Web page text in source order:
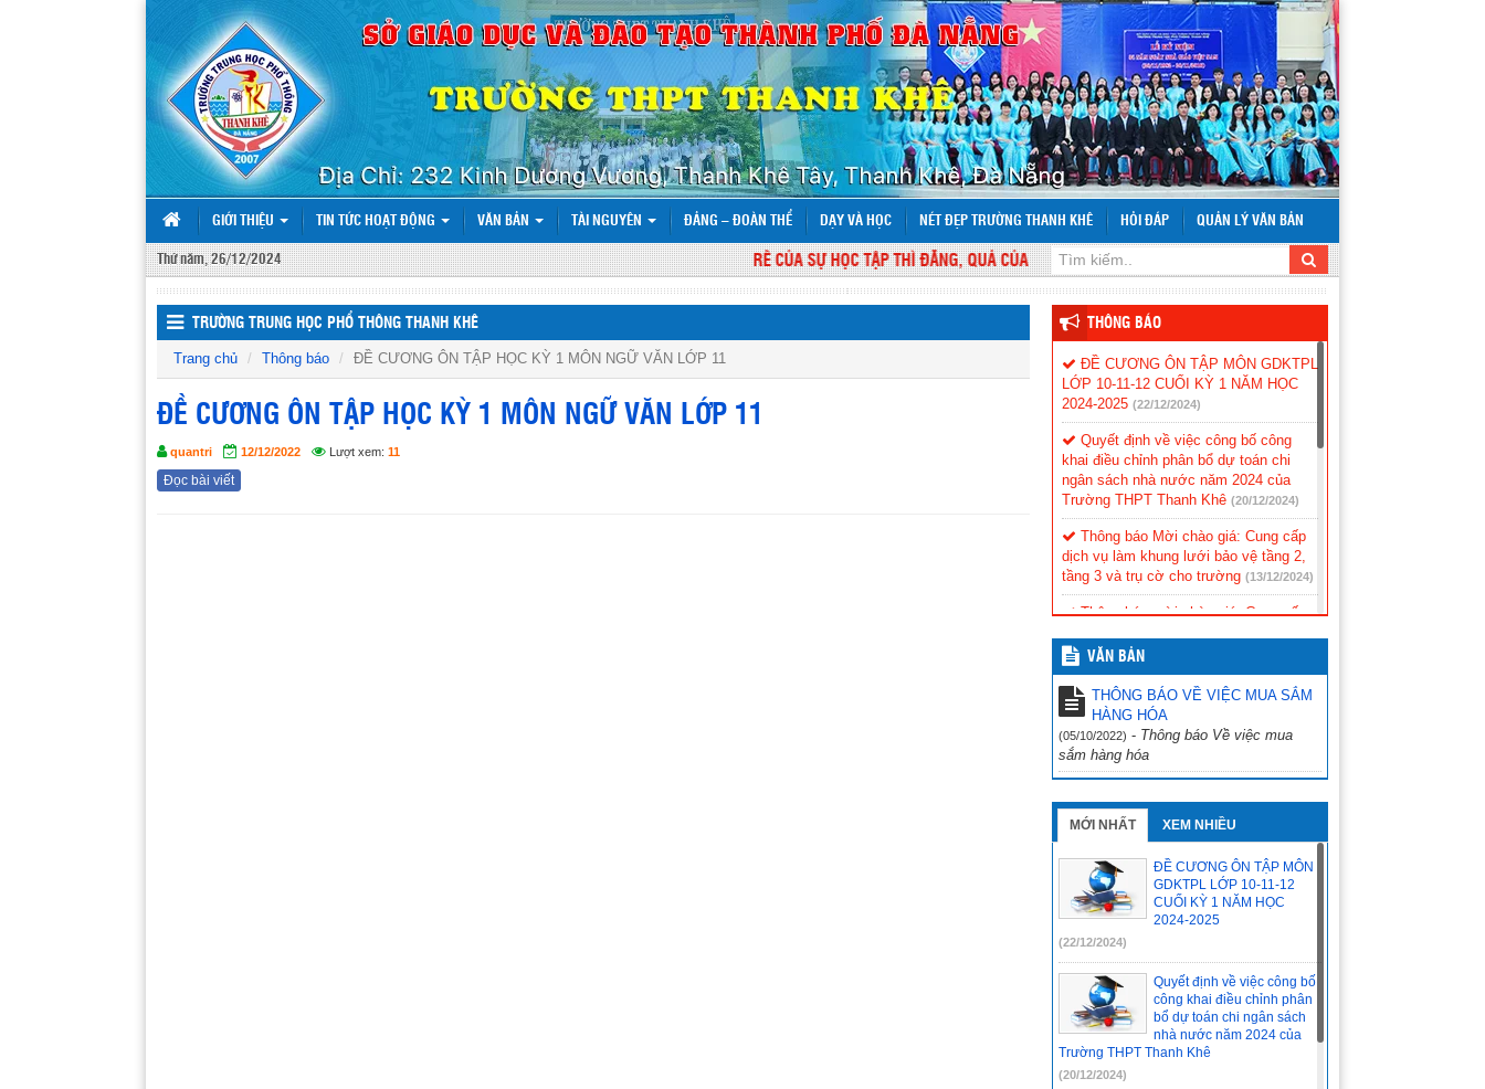
GIỚI THIỆU TIN TỨC HOẠT ĐỘNG VĂN BẢN TÀI NGUYÊN ĐẢNG – ĐOÀN THỂ DẠY VÀ HỌC NÉT ĐẸP TRƯỜNG THANH KHÊ HỎI ĐÁP QUẢN LÝ VĂN BẢN
Thứ năm, 26/12/2024 RỄ CỦA SỰ HỌC TẬP THÌ ĐẮNG, QUẢ CỦA SỰ HỌC TẬP THÌ NGỌT.
TRƯỜNG TRUNG HỌC PHỔ THÔNG THANH KHÊ
Trang chủ Thông báo ĐỀ CƯƠNG ÔN TẬP HỌC KỲ 1 MÔN NGỮ VĂN LỚP 11
ĐỀ CƯƠNG ÔN TẬP HỌC KỲ 1 MÔN NGỮ VĂN LỚP 11
quantri 12/12/2022 Lượt xem: 11
Đọc bài viết
THÔNG BÁO
ĐỀ CƯƠNG ÔN TẬP MÔN GDKTPL
LỚP 10-11-12 CUỐI KỲ 1 NĂM HỌC
2024-2025 (22/12/2024)
Quyết định về việc công bố công
khai điều chỉnh phân bổ dự toán chi
ngân sách nhà nước năm 2024 của
Trường THPT Thanh Khê (20/12/2024)
Thông báo Mời chào giá: Cung cấp
dịch vụ làm khung lưới bảo vệ tầng 2,
tầng 3 và trụ cờ cho trường (13/12/2024)
Thông báo mời chào giá: Cung cấp
cho phòng thí nghiệm của học sinh.
(11/12/2024)
ĐỀ CƯƠNG ÔN TẬP MÔN CÔNG
NGHỆ NÔNG NGHIỆP LỚP 10-11-12
CUỐI KỲ 1 NĂM HỌC 2024-2025
(11/12/2024)
ĐỀ CƯƠNG ÔN TẬP MÔN SINH
HỌC LỚP 10-11-12 CUỐI KỲ 1 NĂM
HỌC 2024-2025 (11/12/2024)
ĐỀ CƯƠNG ÔN TẬP MÔN TIẾNG
ANH LỚP 10-11-12 CUỐI KỲ 1 NĂM
HỌC 2024-2025 (10/12/2024)
HỌC LỚP 12 CUỐI KỲ 1 NĂM HỌC
2024-2025
(10/12/2024)
VĂN BẢN
THÔNG BÁO VỀ VIỆC MUA SẮM
HÀNG HÓA
(05/10/2022) - Thông báo Về việc mua
sắm hàng hóa
MỚI NHẤT XEM NHIỀU
ĐỀ CƯƠNG ÔN TẬP MÔN
GDKTPL LỚP 10-11-12
CUỐI KỲ 1 NĂM HỌC
2024-2025
(22/12/2024)
Quyết định về việc công bố
công khai điều chỉnh phân
bổ dự toán chi ngân sách
nhà nước năm 2024 của
Trường THPT Thanh Khê
(20/12/2024)